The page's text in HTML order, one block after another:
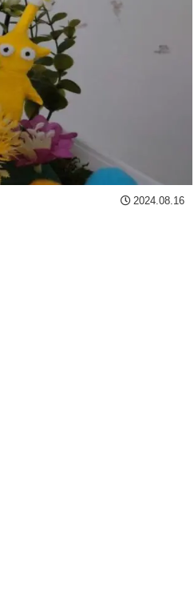
2024.08.16